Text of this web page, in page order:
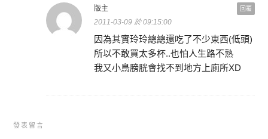
回覆
版主
2011-03-09 於 09:15:00
因為其實玲玲總總還吃了不少東西(低頭)
所以不敢買太多杯..也怕人生路不熟
我又小鳥膀胱會找不到地方上廁所XD
發表留言